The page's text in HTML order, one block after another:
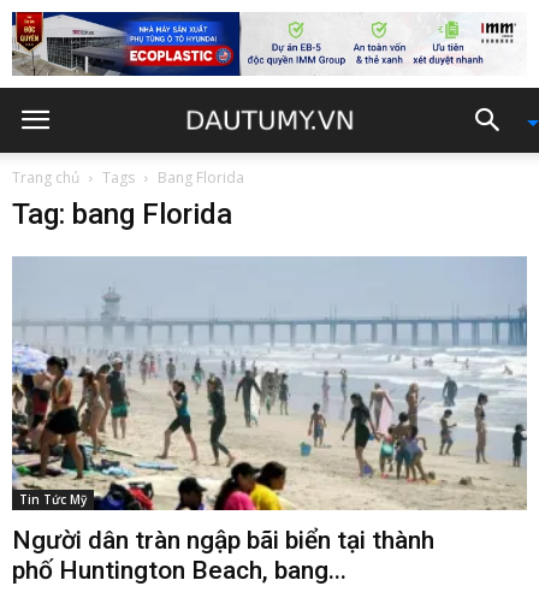
Trang chủ Tags Bang Florida
Tag: bang Florida
Tin Tức Mỹ
Người dân tràn ngập bãi biển tại thành
phố Huntington Beach, bang...